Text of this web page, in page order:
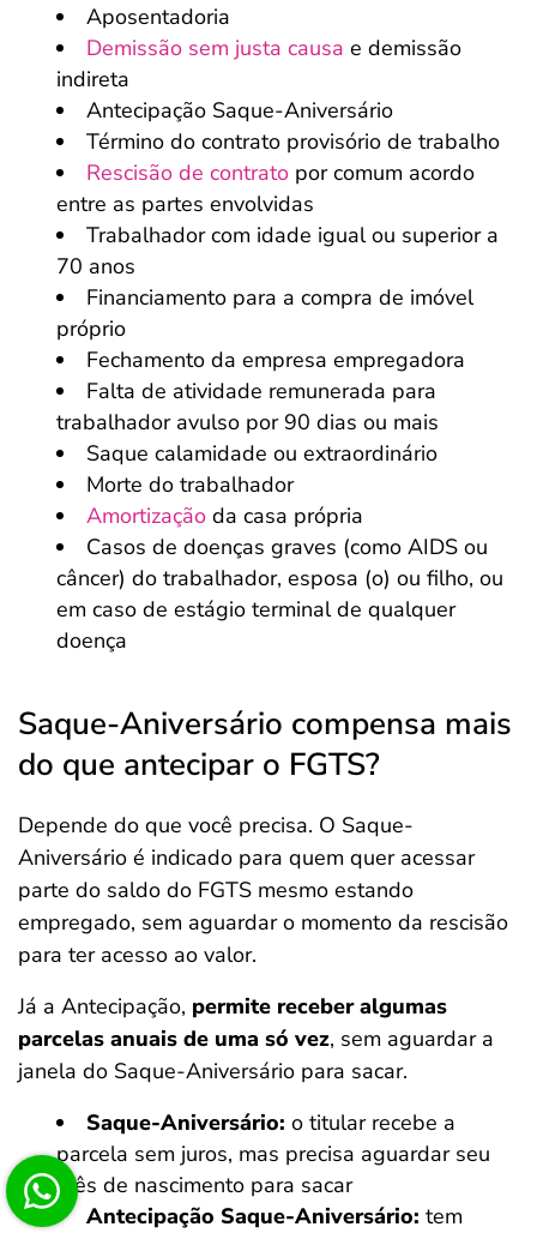
Aposentadoria
Demissão sem justa causa e demissão
indireta
Antecipação Saque-Aniversário
Término do contrato provisório de trabalho
Rescisão de contrato por comum acordo
entre as partes envolvidas
Trabalhador com idade igual ou superior a
70 anos
Financiamento para a compra de imóvel
próprio
Fechamento da empresa empregadora
Falta de atividade remunerada para
trabalhador avulso por 90 dias ou mais
Saque calamidade ou extraordinário
Morte do trabalhador
Amortização da casa própria
Casos de doenças graves (como AIDS ou
câncer) do trabalhador, esposa (o) ou filho, ou
em caso de estágio terminal de qualquer
doença
Saque-Aniversário compensa mais
do que antecipar o FGTS?
Depende do que você precisa. O Saque-
Aniversário é indicado para quem quer acessar
parte do saldo do FGTS mesmo estando
empregado, sem aguardar o momento da rescisão
para ter acesso ao valor.
Já a Antecipação, permite receber algumas
parcelas anuais de uma só vez, sem aguardar a
janela do Saque-Aniversário para sacar.
Saque-Aniversário: o titular recebe a
parcela sem juros, mas precisa aguardar seu
mês de nascimento para sacar
Antecipação Saque-Aniversário: tem